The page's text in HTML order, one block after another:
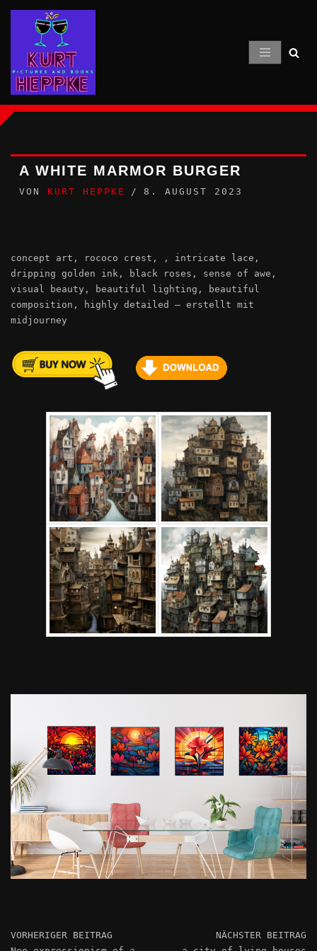
Inhalt
springen
A WHITE MARMOR BURGER
VON KURT HEPPKE 8. AUGUST 2023
concept art, rococo crest, , intricate lace,
dripping golden ink, black roses, sense of awe,
visual beauty, beautiful lighting, beautiful
composition, highly detailed – erstellt mit
midjourney
VORHERIGER BEITRAG
NÄCHSTER BEITRAG